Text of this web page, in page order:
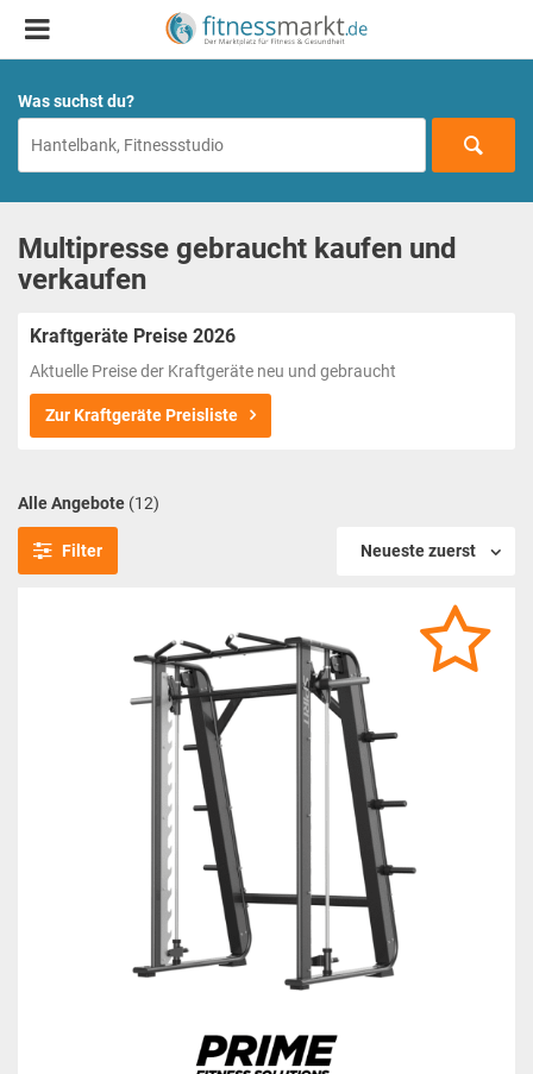
Was suchst du?
Multipresse gebraucht kaufen und
verkaufen
Kraftgeräte Preise 2026
Aktuelle Preise der Kraftgeräte neu und gebraucht
Zur Kraftgeräte Preisliste
Alle Angebote (12)
Filter Neueste zuerst